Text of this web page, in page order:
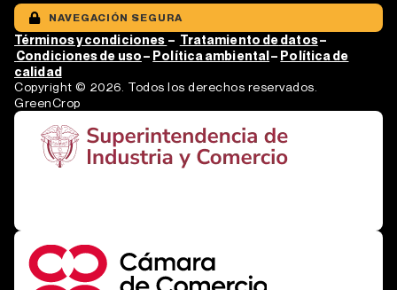
NAVEGACIÓN SEGURA
Términos y condiciones – Tratamiento dedatos–
Condiciones de uso– Política ambiental– Política de
calidad
Copyright © 2026. Todos los derechos reservados.
GreenCrop